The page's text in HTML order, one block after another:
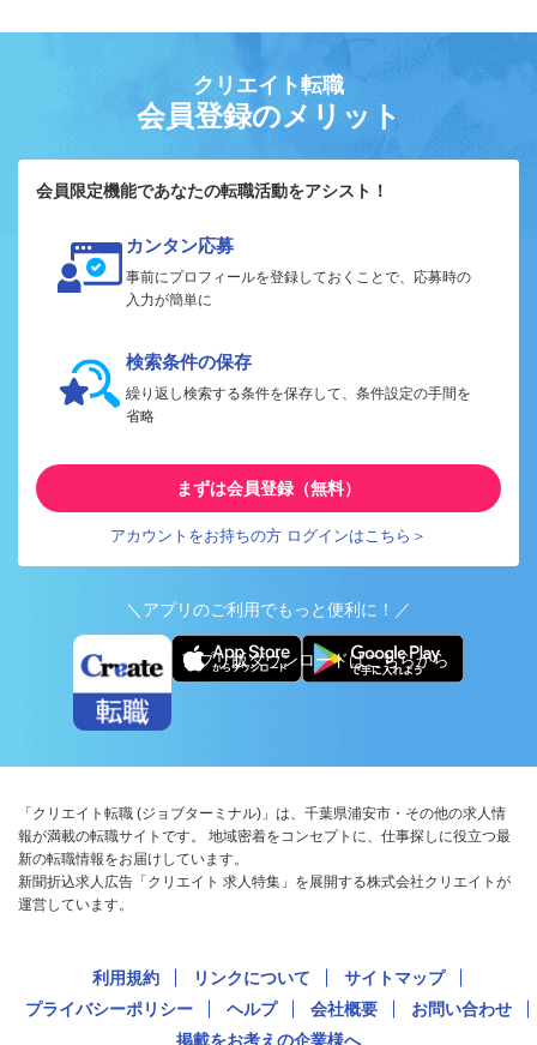
クリエイト転職
会員登録のメリット
会員限定機能であなたの転職活動をアシスト！
カンタン応募
事前にプロフィールを登録しておくことで、応募時の
入力が簡単に
検索条件の保存
繰り返し検索する条件を保存して、条件設定の手間を
省略
まずは会員登録（無料）
アカウントをお持ちの方 ログインはこちら＞
＼アプリのご利用でもっと便利に！／
アプリ版ダウンロードはこちらから
「クリエイト転職 (ジョブターミナル)」は、千葉県浦安市・その他の求人情
報が満載の転職サイトです。 地域密着をコンセプトに、仕事探しに役立つ最
新の転職情報をお届けしています。
新聞折込求人広告「クリエイト 求人特集」を展開する株式会社クリエイトが
運営しています。
利用規約 リンクについて
サイトマップ
プライバシーポリシー
ヘルプ 会社概要
お問い合わせ
掲載をお考えの企業様へ